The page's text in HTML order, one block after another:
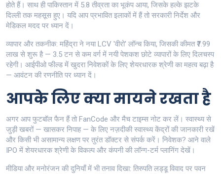
होते हैं। साथ ही पाकिस्तान में 5.8 तीव्रता का भूकंप आया, जिसके हल्के झटके
दिल्ली तक महसूस हुए। यदि आप प्रभावित इलाकों में हैं तो सरकारी निर्देश और
मेडिकल मदद पर ध्यान दें।
व्यापार और तकनीक: महिंद्रा ने नया LCV 'वीरो' लॉन्च किया, जिसकी कीमत ₹7.99
लाख से शुरू है — 3.5 टन से कम वर्ग में नयी पेशकश छोटे व्यापारों के लिए दिलचस्प
रहेगी। आईपीओ फील्ड में खुदरा निवेशकों के लिए शेयरधारक श्रेणी का महत्व बढ़ा है
— आवंटन की रणनीति पर ध्यान दें।
आपके लिए क्या मायने रखता है
अगर आप फुटबॉल फैन हैं तो FanCode और मैच टाइम्स नोट कर लें। स्वास्थ्य से
जुड़ी खबरों — खासकर निपाह — के लिए नज़दीकी स्वास्थ्य केंद्रों की जानकारी रखें
और किसी भी असामान्य लक्षण पर तुरंत डॉक्टर से संपर्क करें। निवेशक? आने वाले
IPO में शेयरधारक श्रेणी के विकल्प और कंपनी की लॉन्ग-टर्म प्लानिंग देखें।
मीडिया और मनोरंजन की दुनियाँ में भी तनाव दिखा: तिरुपति लड्डू विवाद पर पवन